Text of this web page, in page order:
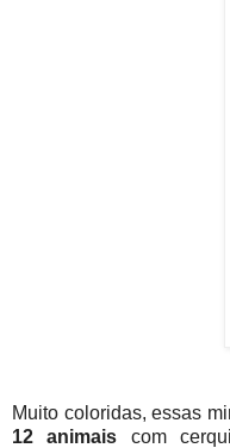
Muito coloridas, essas
12 animais com